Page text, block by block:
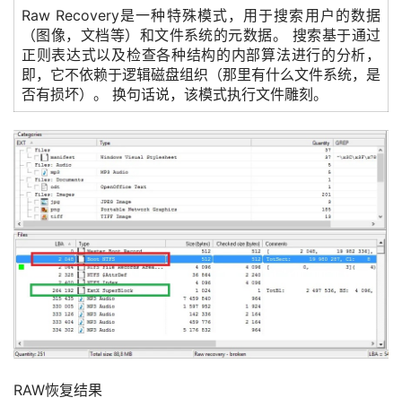
Raw Recovery是一种特殊模式，用于搜索用户的数据
（图像，文档等）和文件系统的元数据。 搜索基于通过
正则表达式以及检查各种结构的内部算法进行的分析，
即，它不依赖于逻辑磁盘组织（那里有什么文件系统，是
否有损坏）。 换句话说，该模式执行文件雕刻。
RAW恢复结果